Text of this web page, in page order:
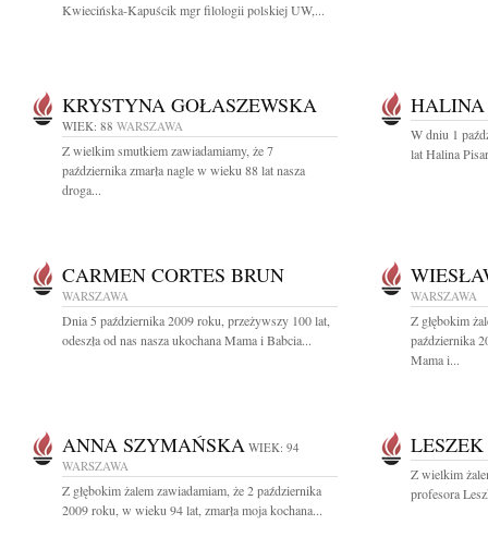
Kwiecińska-Kapuścik mgr filologii polskiej UW,...
KRYSTYNA GOŁASZEWSKA
WIEK: 88 WARSZAWA
Z wielkim smutkiem zawiadamiamy, że 7
października zmarła nagle w wieku 88 lat nasza
droga...
HALINA
W dniu 1
lat Halina
CARMEN CORTES BRUN
WARSZAWA
Dnia 5 października 2009 roku, przeżywszy 100 lat,
odeszła od nas nasza ukochana Mama i Babcia...
WARSZAWA
Z głębokim
października
Mama i...
ANNA SZYMAŃSKA WIEK: 94
WARSZAWA
Z głębokim żalem zawiadamiam, że 2 października
2009 roku, w wieku 94 lat, zmarła moja kochana...
Z wielkim
profesora